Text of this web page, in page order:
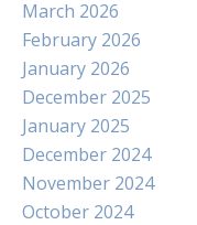
March 2026
February 2026
January 2026
December 2025
January 2025
December 2024
November 2024
October 2024